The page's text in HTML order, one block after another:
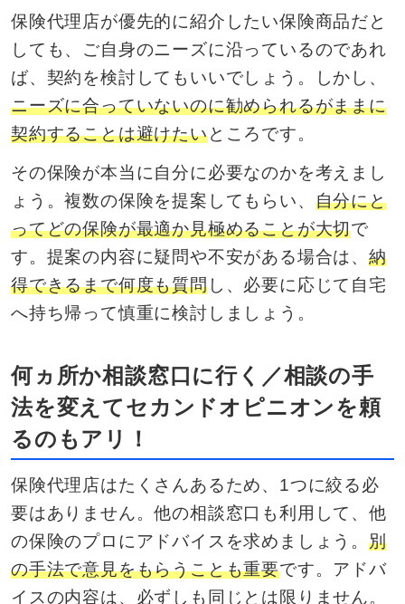
保険代理店が優先的に紹介したい保険商品だと
しても、ご自身のニーズに沿っているのであれ
ば、契約を検討してもいいでしょう。しかし、
ニーズに合っていないのに勧められるがままに
契約することは避けたいところです。
その保険が本当に自分に必要なのかを考えまし
ょう。複数の保険を提案してもらい、 自分にと
ってどの保険が最適か見極めることが大切で
す。提案の内容に疑問や不安がある場合は、 納
得できるまで何度も質問し、必要に応じて自宅
へ持ち帰って慎重に検討しましょう。
何ヵ所か相談窓口に行く／相談の手
法を変えてセカンドオピニオンを頼
るのもアリ！
保険代理店はたくさんあるため、1つに絞る必
要はありません。他の相談窓口も利用して、他
の保険のプロにアドバイスを求めましょう。 別
の手法で意見をもらうことも重要です。アドバ
イスの内容は、必ずしも同じとは限りません。